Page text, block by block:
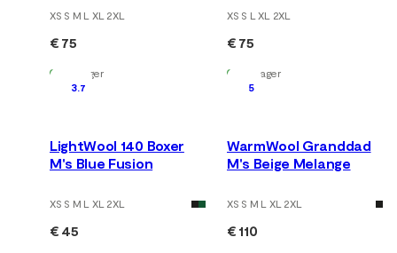
XS S M L XL 2XL
€ 75
Auf Lager
XS S L XL 2XL
€ 75
Auf Lager
3.7
LightWool 140 Boxer
M's Blue Fusion
XS S M L XL 2XL
€ 45
5
WarmWool Granddad
M's Beige Melange
XS S M L XL 2XL
€ 110